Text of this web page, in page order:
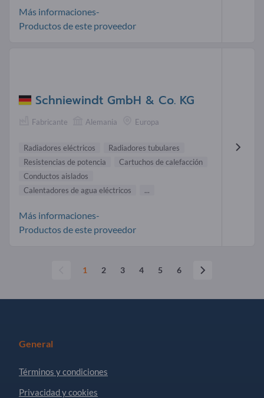
Más informaciones-
Productos de este proveedor
Schniewindt GmbH & Co. KG
Fabricante Alemania Europa
Radiadores eléctricos
Radiadores tubulares
Resistencias de potencia
Cartuchos de calefacción
Conductos aislados
Calentadores de agua eléctricos
...
Más informaciones-
Productos de este proveedor
1 2 3 4 5 6
General
Términos y condiciones
Privacidad y cookies